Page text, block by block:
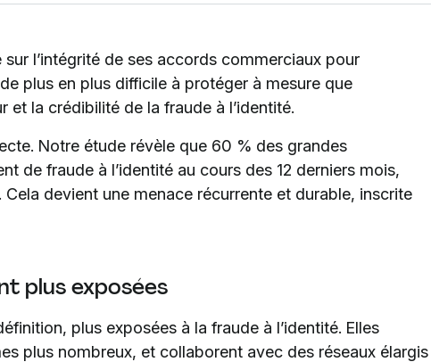
l’intégrité de ses accords commerciaux pour
plus en plus difficile à protéger à mesure que
et la crédibilité de la fraude à l’identité.
Notre étude révèle que 60 % des grandes
de fraude à l’identité au cours des 12 derniers mois,
devient une menace récurrente et durable, inscrite
plus exposées
plus exposées à la fraude à l’identité. Elles
plus nombreux, et collaborent avec des réseaux élargis